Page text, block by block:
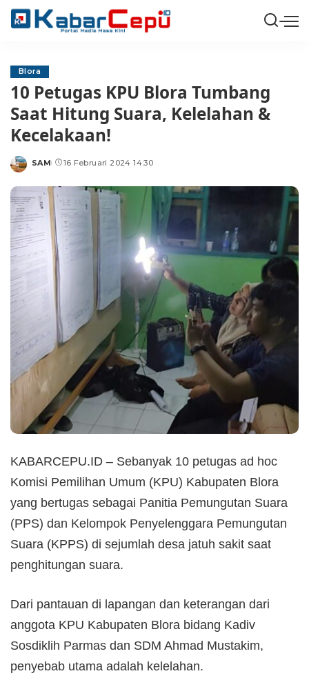
Blora
10 Petugas KPU Blora Tumbang
Saat Hitung Suara, Kelelahan &
Kecelakaan!
Posted
SAM 16 Februari 2024 14:30
KABARCEPU.ID – Sebanyak 10 petugas ad hoc
Komisi Pemilihan Umum (KPU) Kabupaten Blora
yang bertugas sebagai Panitia Pemungutan Suara
(PPS) dan Kelompok Penyelenggara Pemungutan
Suara (KPPS) di sejumlah desa jatuh sakit saat
penghitungan suara.
Dari pantauan di lapangan dan keterangan dari
anggota KPU Kabupaten Blora bidang Kadiv
Sosdiklih Parmas dan SDM Ahmad Mustakim,
penyebab utama adalah kelelahan.